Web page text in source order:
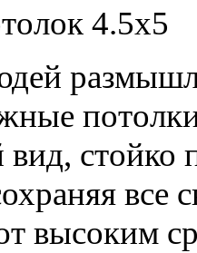
4.5х5
стойко
все
высоким